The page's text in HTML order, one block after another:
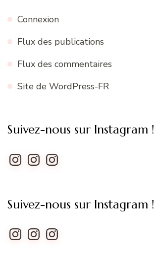
Connexion
Flux des publications
Flux des commentaires
Site de WordPress-FR
Suivez-nous sur Instagram !
Instagram
InstagramInstagram
Suivez-nous sur Instagram !
Instagram
InstagramInstagram